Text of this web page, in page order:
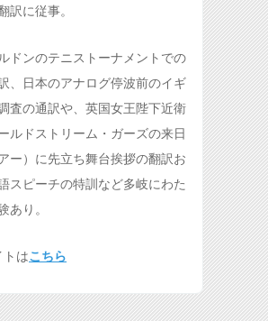
訳に従事。
ドンのテニストーナメントでの
、日本のアナログ停波前のイギ
査の通訳や、英国女王陛下近衛
ルドストリーム・ガーズの来日
ー）に先立ち舞台挨拶の翻訳お
スピーチの特訓など多岐にわた
あり。
トはこちら